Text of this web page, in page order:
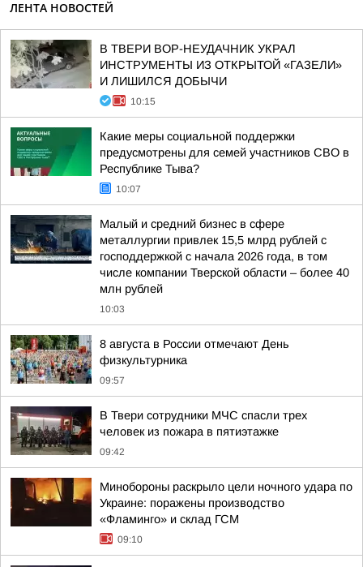
ЛЕНТА НОВОСТЕЙ
В ТВЕРИ ВОР-НЕУДАЧНИК УКРАЛ
ИНСТРУМЕНТЫ ИЗ ОТКРЫТОЙ «ГАЗЕЛИ»
И ЛИШИЛСЯ ДОБЫЧИ
10:15
Какие меры социальной поддержки
предусмотрены для семей участников СВО в
Республике Тыва?
10:07
Малый и средний бизнес в сфере
металлургии привлек 15,5 млрд рублей с
господдержкой с начала 2026 года, в том
числе компании Тверской области – более 40
млн рублей
10:03
8 августа в России отмечают День
физкультурника
09:57
В Твери сотрудники МЧС спасли трех
человек из пожара в пятиэтажке
09:42
Минобороны раскрыло цели ночного удара по
Украине: поражены производство
«Фламинго» и склад ГСМ
09:10